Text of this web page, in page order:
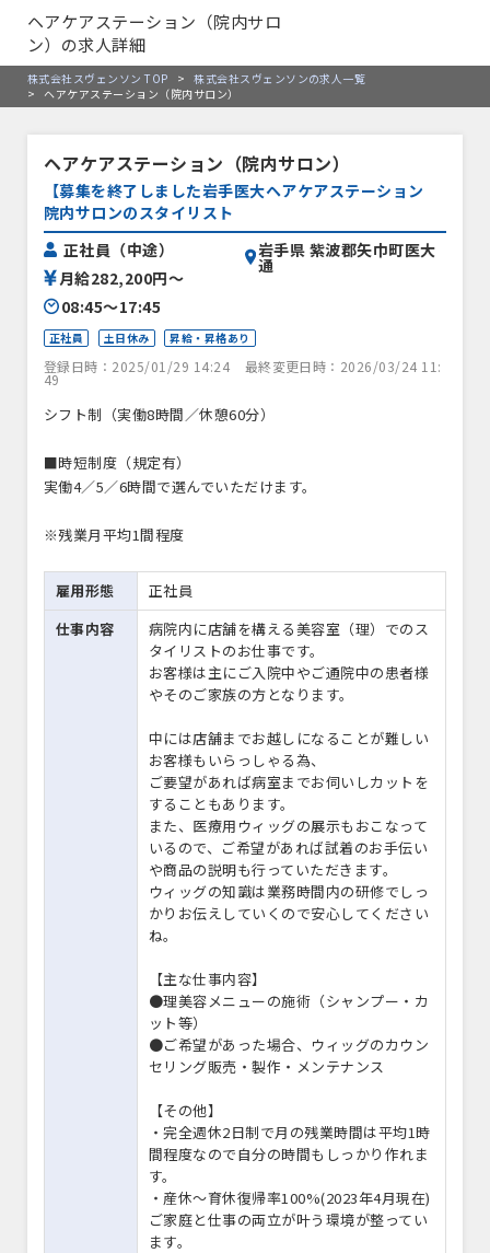
ヘアケアステーション（院内サロ
ン）の求人詳細
株式会社スヴェンソン TOP >
株式会社スヴェンソンの求人一覧
>
ヘアケアステーション（院内サロン）
ヘアケアステーション（院内サロン）
【募集を終了しました岩手医大ヘアケアステーション
院内サロンのスタイリスト
正社員（中途）
月給282,200円〜
08:45〜17:45
岩手県 紫波郡矢巾町医大
通
正社員 土日休み 昇給・昇格あり
登録日時：2025/01/29 14:24 最終変更日時：2026/03/24 11:
49
シフト制（実働8時間／休憩60分）
■時短制度（規定有）
実働4／5／6時間で選んでいただけます。
※残業月平均1間程度
雇用形態
正社員
仕事内容
病院内に店舗を構える美容室（理）でのス
タイリストのお仕事です。
お客様は主にご入院中やご通院中の患者様
やそのご家族の方となります。
中には店舗までお越しになることが難しい
お客様もいらっしゃる為、
ご要望があれば病室までお伺いしカットを
することもあります。
また、医療用ウィッグの展示もおこなって
いるので、ご希望があれば試着のお手伝い
や商品の説明も行っていただきます。
ウィッグの知識は業務時間内の研修でしっ
かりお伝えしていくので安心してください
ね。
【主な仕事内容】
●理美容メニューの施術（シャンプー・カ
ット等）
●ご希望があった場合、ウィッグのカウン
セリング販売・製作・メンテナンス
【その他】
・完全週休2日制で月の残業時間は平均1時
間程度なので自分の時間もしっかり作れま
す。
・産休～育休復帰率100%(2023年4月現在)
ご家庭と仕事の両立が叶う環境が整ってい
ます。